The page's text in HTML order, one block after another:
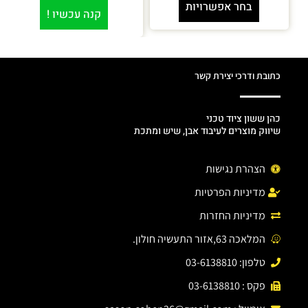
קנה עכשיו ! בחר אפשרויות
כתובת ודרכי יצירת קשר
כהן ששון ציוד טכני
שיווק מוצרים לעיבוד אבן, שיש ומתכת
הצהרת נגישות
מדיניות הפרטיות
מדיניות החזרות
המלאכה 63,אזור התעשיה חולון.
טלפון: 03-6138810
פקס : 03-6138810